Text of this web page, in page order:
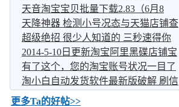
天音淘宝宝贝批量下载2.83（6月8
号）
天降神器 检测小号况态与天猫店铺查
询 可遇
超级绝招 很少人知道的 三秒速得你
要想的淘
2014-5-10日更新淘宝阿里黑碟店铺宝
贝下载
有了这个，您的淘宝账号状况一目了
然，淘宝
淘小白自动发货软件最新版破解 刷信
誉自动
更多Ta的好帖>>